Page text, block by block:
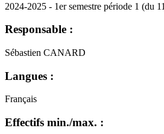
2024-2025 - 1er semestre période 1 (du
Responsable :
Sébastien CANARD
Langues :
Français
Effectifs min./max. :